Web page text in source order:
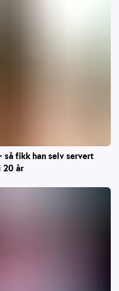
så fikk han selv servert
20 år